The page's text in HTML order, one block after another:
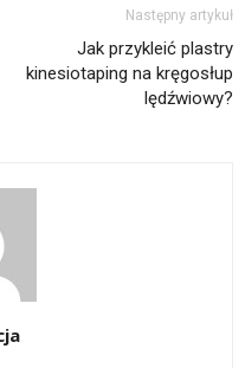
Następny artykuł
Jak przykleić plastry
kinesiotaping na kręgosłup
lędźwiowy?